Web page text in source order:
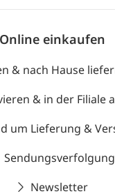
Online einkaufen
& nach Hause
& in der Filiale
um Lieferung &
Sendungsverfolgung
Newsletter